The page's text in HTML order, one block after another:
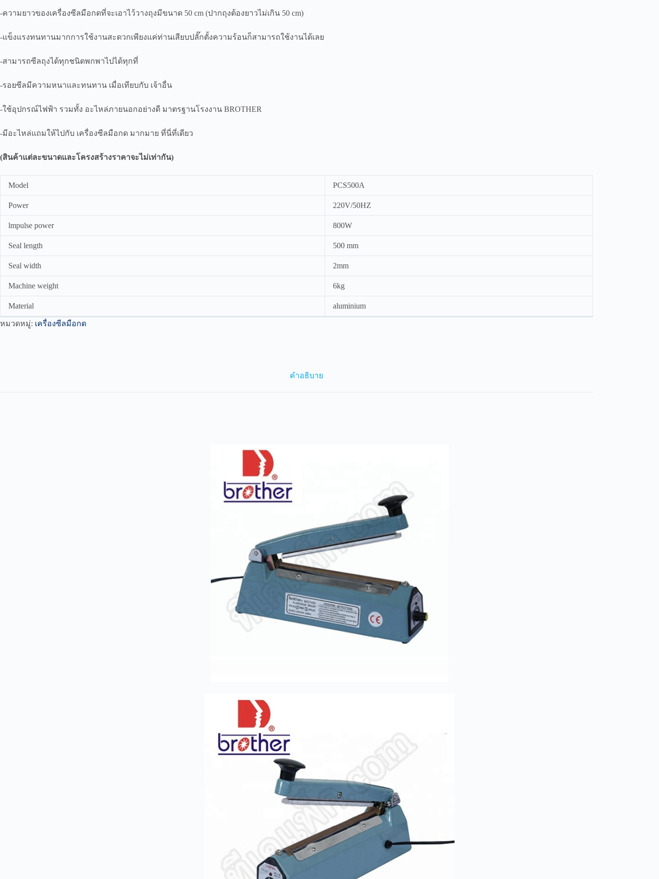
-ความยาวของเครื่องซีลมือกดที่จะเอาไว้วางถุงมีขนาด 50 cm (ปากถุงต้องยาวไม่เกิน 50 cm)
-แข็งแรงทนทานมากการใช้งานสะดวกเพียงแค่ท่านเสียบปลั๊กตั้งความร้อนก็สามารถใช้งานได้เลย
-สามารถซีลถุงได้ทุกชนิดพกพาไปได้ทุกที่
-รอยซีลมีความหนาและทนทาน เมื่อเทียบกับ เจ้าอื่น
-ใช้อุปกรณ์ไฟฟ้า รวมทั้ง อะไหล่ภายนอกอย่างดี มาตรฐานโรงงาน BROTHER
-มีอะไหล่แถมให้ไปกับ เครื่องซีลมือกด มากมาย ที่นี่ที่เดียว
(สินค้าแต่ละขนาดและโครงสร้างราคาจะไม่เท่ากัน)
Model PCS500A
Power 220V/50HZ
lmpulse power 800W
Seal length 500 mm
Seal width 2mm
Machine weight 6kg
Material aluminium
หมวดหมู่: เครื่องซีลมือกด
คำอธิบาย